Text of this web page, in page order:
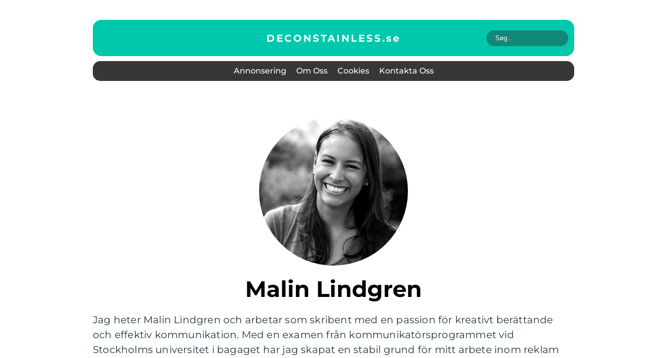
DECONSTAINLESS.se
Annonsering Om Oss Cookies Kontakta Oss
Malin Lindgren
Jag heter Malin Lindgren och arbetar som skribent med en passion för kreativt berättande
och effektiv kommunikation. Med en examen från kommunikatörsprogrammet vid
Stockholms universitet i bagaget har jag skapat en stabil grund för mitt arbete inom reklam